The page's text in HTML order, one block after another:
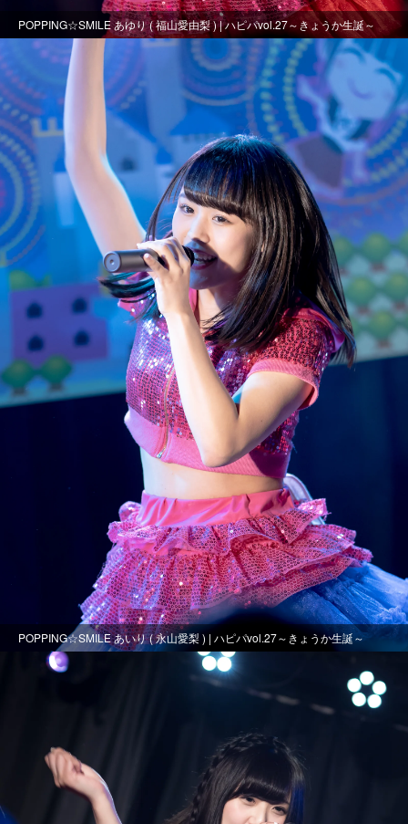
POPPING☆SMILE あゆり ( 福山愛由梨 ) | ハピパvol.27～きょうか生誕～
POPPING☆SMILE あいり ( 永山愛梨 ) | ハピパvol.27～きょうか生誕～